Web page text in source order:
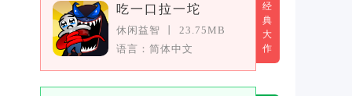
吃一口拉一坨
休闲益智
23.75MB
语言：简体中文
经
典
大
作